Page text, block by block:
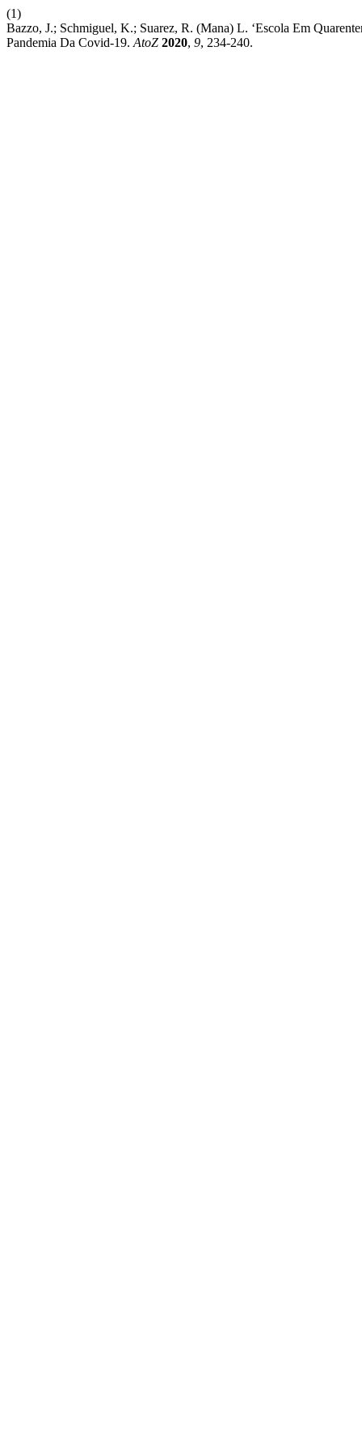
(1)
Bazzo, J.; Schmiguel, K.; Suarez, R. (Mana) L. ‘Escola Em
Pandemia Da Covid-19. AtoZ 2020, 9, 234-240.